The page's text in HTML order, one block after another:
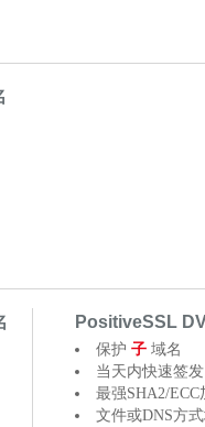
PositiveSSL
保护 子 域名
当天内快速签发
最强SHA2/ECC
文件或DNS方